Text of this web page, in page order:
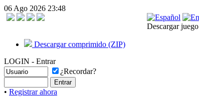
06 Ago 2026 23:48
Descargar juego
Descargar comprimido (ZIP)
LOGIN - Entrar
¿Recordar?
• Registrar ahora